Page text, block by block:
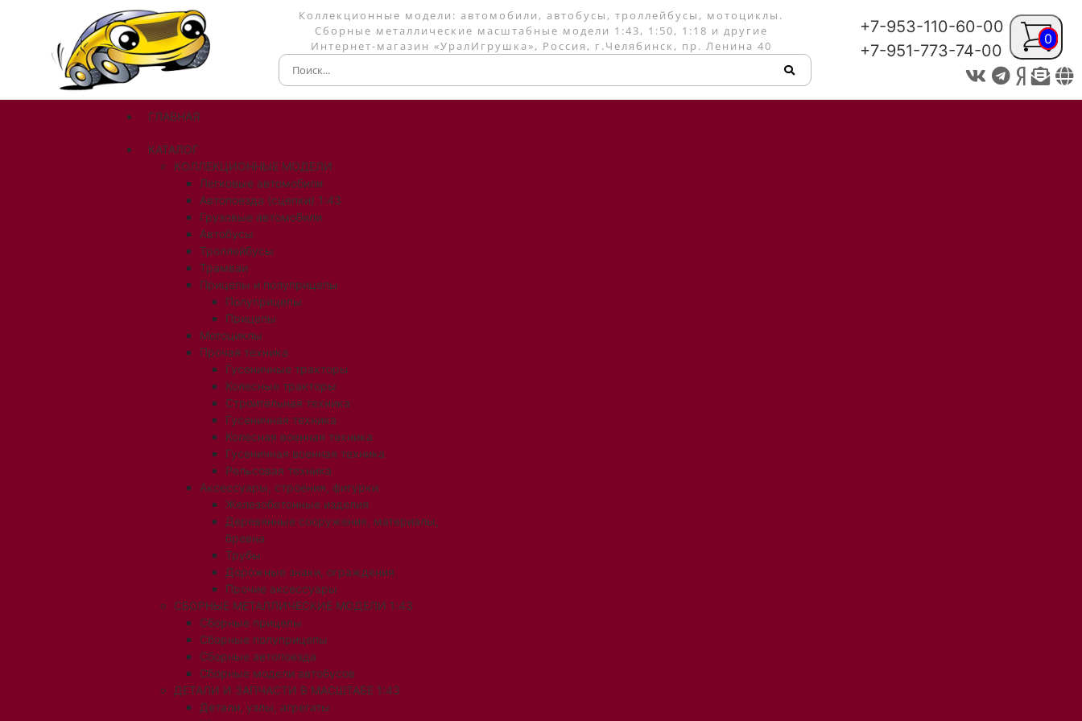
Коллекционные модели: автомобили, автобусы, троллейбусы, мотоциклы.
Сборные металлические масштабные модели 1:43, 1:50, 1:18 и другие
Интернет-магазин «УралИгрушка», Россия, г.Челябинск, пр. Ленина 40
+7-953-110-60-00
+7-951-773-74-00
ГЛАВНАЯ
КАТАЛОГ
КОЛЛЕКЦИОННЫЕ МОДЕЛИ
Легковые автомобили
Автопоезда (сцепки) 1:43
Грузовые автомобили
Автобусы
Троллейбусы
Трамваи
Прицепы и полуприцепы
Полуприцепы
Прицепы
Мотоциклы
Прочая техника
Гусеничные тракторы
Колесные тракторы
Строительная техника
Гусеничная техника
Колесная военная техника
Гусеничная военная техника
Рельсовая техника
Аксессуары, строения, фигурки
Железобетонные изделия
Деревянные сооружения, материалы,
бревна
Трубы
Дорожные знаки, ограждения
Прочие аксессуары
СБОРНЫЕ МЕТАЛЛИЧЕСКИЕ МОДЕЛИ 1:43
Сборные прицепы
Сборные полуприцепы
Сборные автопоезда
Сборные модели автобусов
ДЕТАЛИ И ЗАПЧАСТИ В МАСШТАБЕ 1:43
Детали, узлы, агрегаты
0